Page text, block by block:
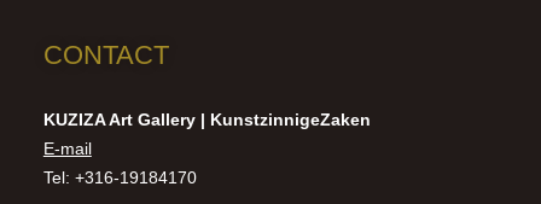
CONTACT
KUZIZA Art Gallery | KunstzinnigeZaken
E-mail
Tel: +316-19184170